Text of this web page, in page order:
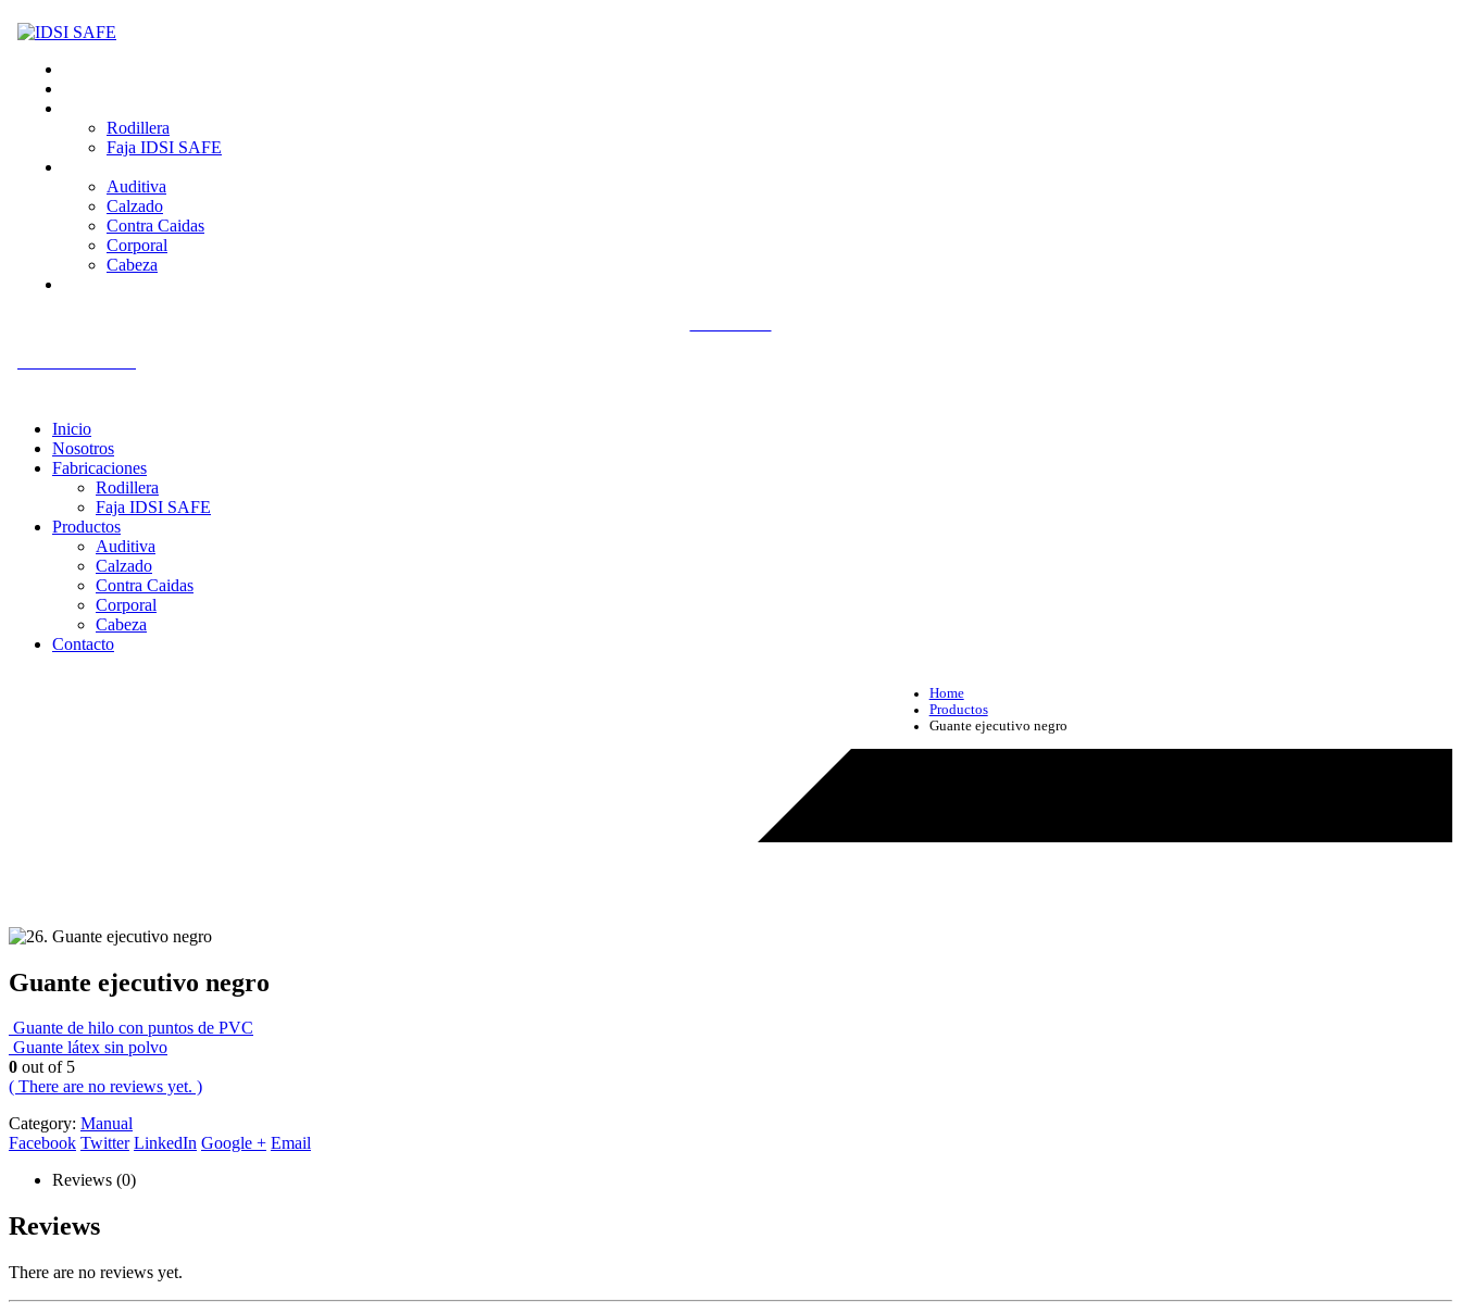
Rodillera
Faja IDSI SAFE
Auditiva
Calzado
Contra Caidas
Corporal
Cabeza
Inicio
Nosotros
Fabricaciones
Rodillera
Faja IDSI SAFE
Productos
Auditiva
Calzado
Contra Caidas
Corporal
Cabeza
Contacto
Home
Productos
Guante ejecutivo negro
Guante ejecutivo negro
Guante de hilo con puntos de PVC
Guante látex sin polvo
0 out of 5
( There are no reviews yet. )
Category: Manual
Facebook Twitter LinkedIn Google + Email
Reviews (0)
Reviews
There are no reviews yet.